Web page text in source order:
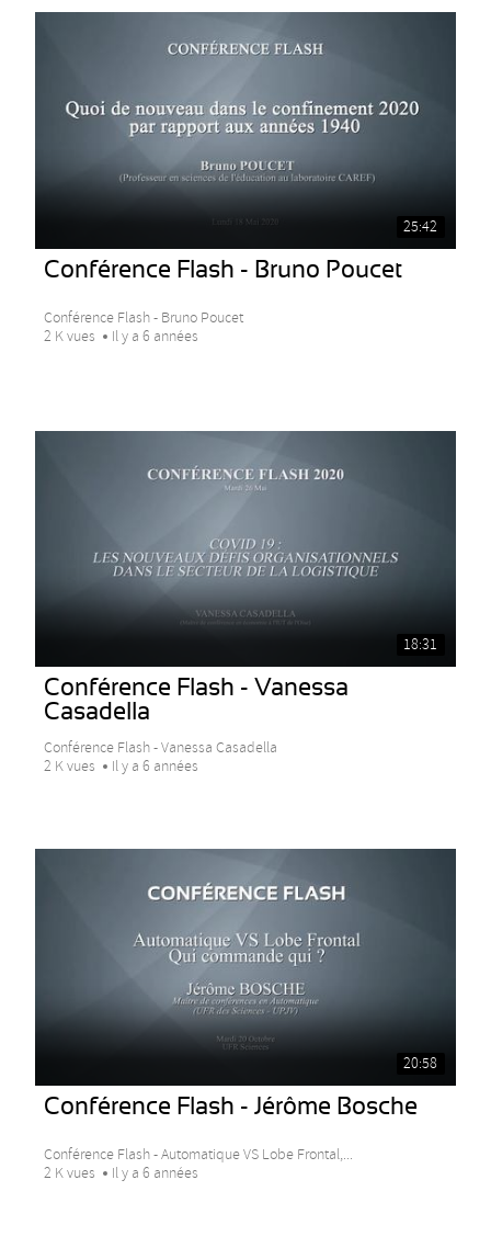
25:42
Conférence Flash - Bruno Poucet
Conférence Flash - Bruno Poucet
2 K vues
Il y a 6 années
18:31
Conférence Flash - Vanessa
Casadella
Conférence Flash - Vanessa Casadella
2 K vues
Il y a 6 années
20:58
Conférence Flash - Jérôme Bosche
Conférence Flash - Automatique VS Lobe Frontal,...
2 K vues
Il y a 6 années